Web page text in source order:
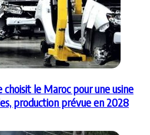
le Maroc pour une usine
production prévue en 2028